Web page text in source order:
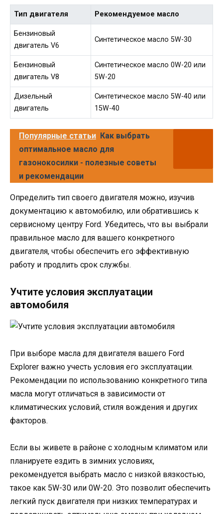
Тип двигателя Рекомендуемое масло
Бензиновый
двигатель V6
Синтетическое масло 5W-30
Бензиновый
двигатель V8
Синтетическое масло 0W-20 или
5W-20
Дизельный
двигатель
Синтетическое масло 5W-40 или
15W-40
Популярные статьи Как выбрать
оптимальное масло для
газонокосилки - полезные советы
и рекомендации
Определить тип своего двигателя можно, изучив
документацию к автомобилю, или обратившись к
сервисному центру Ford. Убедитесь, что вы выбрали
правильное масло для вашего конкретного
двигателя, чтобы обеспечить его эффективную
работу и продлить срок службы.
Учтите условия эксплуатации
автомобиля
При выборе масла для двигателя вашего Ford
Explorer важно учесть условия его эксплуатации.
Рекомендации по использованию конкретного типа
масла могут отличаться в зависимости от
климатических условий, стиля вождения и других
факторов.
Если вы живете в районе с холодным климатом или
планируете ездить в зимних условиях,
рекомендуется выбрать масло с низкой вязкостью,
такое как 5W-30 или 0W-20. Это позволит обеспечить
легкий пуск двигателя при низких температурах и